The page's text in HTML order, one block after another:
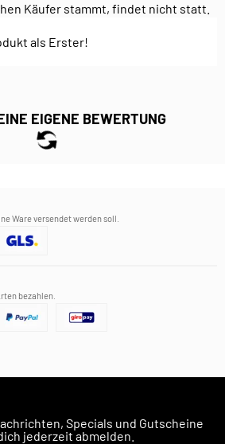
Käufer stammt, findet nicht statt.
als Erster!
EIGENE BEWERTUNG
Ware versendet werden soll.
bezahlen.
Specials und Gutscheine
jederzeit abmelden.